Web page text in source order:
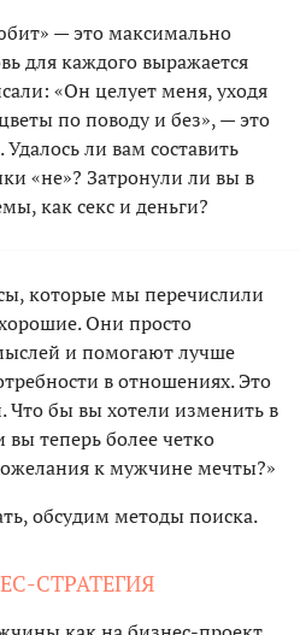
— это максимально
для каждого выражается
«Он целует меня, уходя
по поводу и без», — это
ли вам составить
«не»? Затронули ли вы в
как секс и деньги?
которые мы перечислили
Они просто
и помогают лучше
в отношениях. Это
бы вы хотели изменить в
теперь более четко
к мужчине мечты?»
обсудим методы поиска.
СТРАТЕГИЯ